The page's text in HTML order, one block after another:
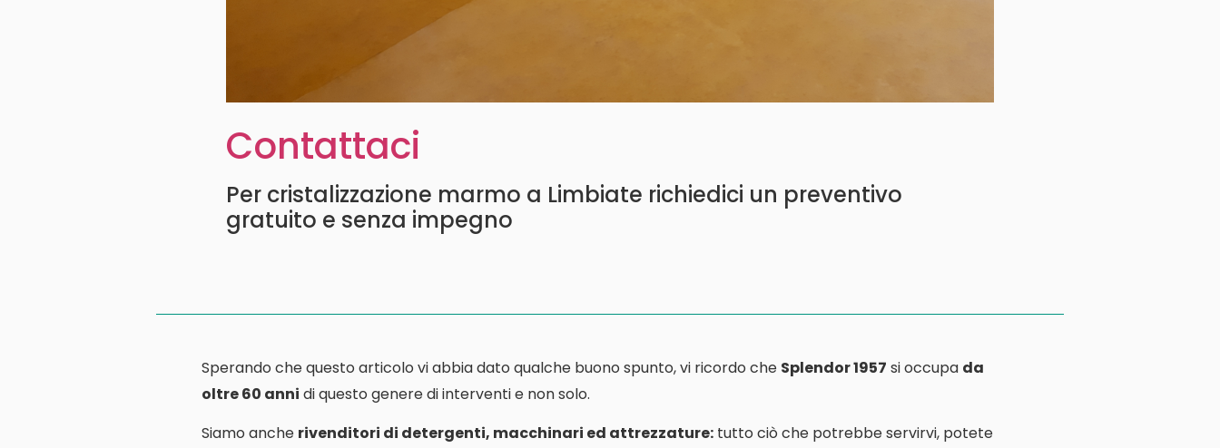
Contattaci
Per cristalizzazione marmo a Limbiate richiedici un preventivo
gratuito e senza impegno
Sperando che questo articolo vi abbia dato qualche buono spunto, vi ricordo che Splendor 1957 si occupa da
oltre 60 anni di questo genere di interventi e non solo.
Siamo anche rivenditori di detergenti, macchinari ed attrezzature: tutto ciò che potrebbe servirvi, potete